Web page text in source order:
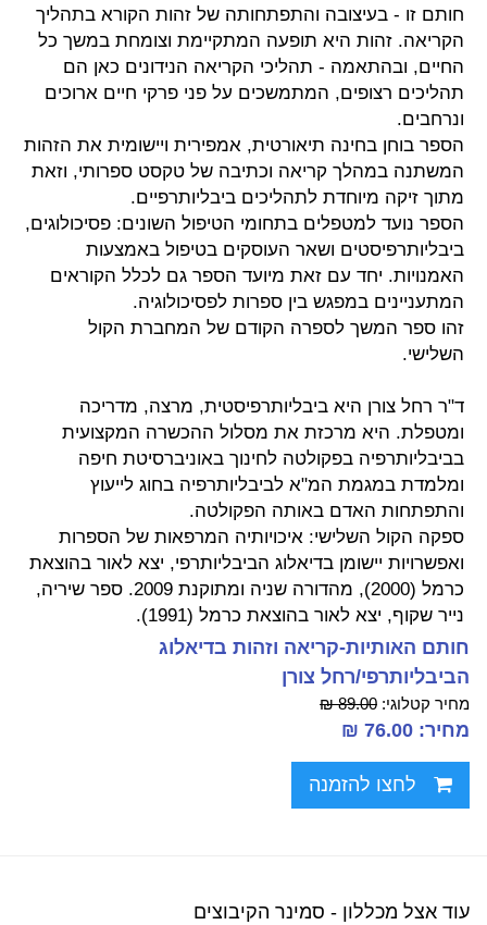
חותם זו - בעיצובה והתפתחותה של זהות הקורא בתהליך
הקריאה. זהות היא תופעה המתקיימת וצומחת במשך כל
החיים, ובהתאמה - תהליכי הקריאה הנידונים כאן הם
תהליכים רצופים, המתמשכים על פני פרקי חיים ארוכים
ונרחבים.
הספר בוחן בחינה תיאורטית, אמפירית ויישומית את הזהות
המשתנה במהלך קריאה וכתיבה של טקסט ספרותי, וזאת
מתוך זיקה מיוחדת לתהליכים ביבליותרפיים.
הספר נועד למטפלים בתחומי הטיפול השונים: פסיכולוגים,
ביבליותרפיסטים ושאר העוסקים בטיפול באמצעות
האמנויות. יחד עם זאת מיועד הספר גם לכלל הקוראים
המתעניינים במפגש בין ספרות לפסיכולוגיה.
זהו ספר המשך לספרה הקודם של המחברת הקול
השלישי.
ד"ר רחל צורן היא ביבליותרפיסטית, מרצה, מדריכה
ומטפלת. היא מרכזת את מסלול ההכשרה המקצועית
בביבליותרפיה בפקולטה לחינוך באוניברסיטת חיפה
ומלמדת במגמת המ"א לביבליותרפיה בחוג לייעוץ
והתפתחות האדם באותה הפקולטה.
ספקה הקול השלישי: איכויותיה המרפאות של הספרות
ואפשרויות יישומן בדיאלוג הביבליותרפי, יצא לאור בהוצאת
כרמל (2000), מהדורה שניה ומתוקנת 2009. ספר שיריה,
נייר שקוף, יצא לאור בהוצאת כרמל (1991).
חותם האותיות-קריאה וזהות בדיאלוג
הביבליותרפי/רחל צורן
מחיר קטלוגי: 89.00 ₪
מחיר: 76.00 ₪
לחצו להזמנה
עוד אצל מכללון - סמינר הקיבוצים